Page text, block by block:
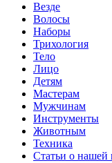
Везде
Волосы
Наборы
Трихология
Тело
Лицо
Детям
Мастерам
Мужчинам
Инструменты
Животным
Техника
Статьи о нашей